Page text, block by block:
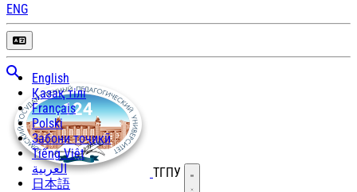
ENG
English
Қазақ тілі
Français
Polski
Забони тоҷикӣ
Tiếng Việt
العربية
日本語
ТГПУ Открыть меню